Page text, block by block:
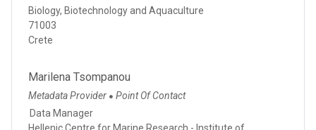
Biology, Biotechnology and Aquaculture
71003
Crete
Marilena Tsompanou
Metadata Provider ● Point Of Contact
Data Manager